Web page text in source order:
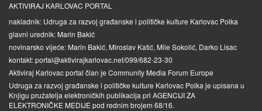
AKTIVIRAJ KARLOVAC PORTAL
nakladnik: Udruga za razvoj građanske i političke kulture Karlovac Polka
glavni urednik: Marin Bakić
novinarsko vijeće: Marin Bakić, Miroslav Katić, Mile Sokolić, Darko Lisac
kontakt: portal@aktivirajkarlovac.net/099/682-23-30
Aktiviraj Karlovac portal član je Community Media Forum Europe
Udruga za razvoj građanske i političke kulture Karlovac Polka je upisana u
Knjigu pružatelja elektroničkih publikacija pri AGENCIJI ZA
ELEKTRONIČKE MEDIJEpod rednim brojem 68/16.